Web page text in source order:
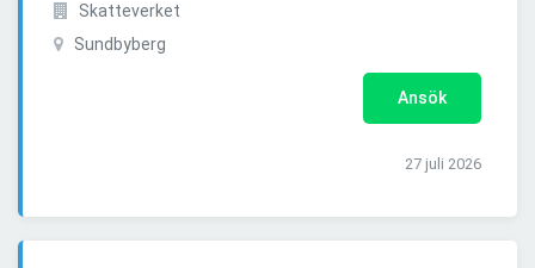
Skatteverket
Sundbyberg
Ansök
27 juli 2026